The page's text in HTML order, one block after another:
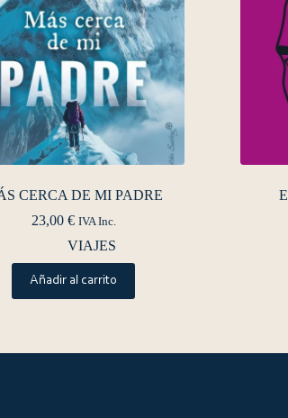
CERCA DE MI PADRE
23,00 € IVA Inc.
VIAJES
Añadir al carrito